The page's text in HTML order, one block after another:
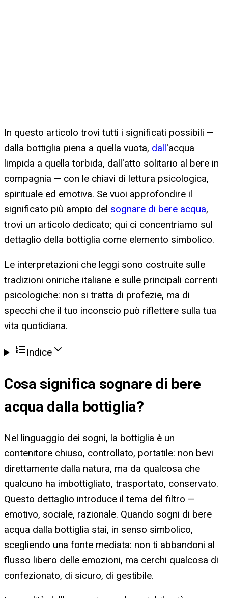
In questo articolo trovi tutti i significati possibili —
dalla bottiglia piena a quella vuota, dall'acqua
limpida a quella torbida, dall'atto solitario al bere in
compagnia — con le chiavi di lettura psicologica,
spirituale ed emotiva. Se vuoi approfondire il
significato più ampio del sognare di bere acqua,
trovi un articolo dedicato; qui ci concentriamo sul
dettaglio della bottiglia come elemento simbolico.
Le interpretazioni che leggi sono costruite sulle
tradizioni oniriche italiane e sulle principali correnti
psicologiche: non si tratta di profezie, ma di
specchi che il tuo inconscio può riflettere sulla tua
vita quotidiana.
Indice
Cosa significa sognare di bere
acqua dalla bottiglia?
Nel linguaggio dei sogni, la bottiglia è un
contenitore chiuso, controllato, portatile: non bevi
direttamente dalla natura, ma da qualcosa che
qualcuno ha imbottigliato, trasportato, conservato.
Questo dettaglio introduce il tema del filtro —
emotivo, sociale, razionale. Quando sogni di bere
acqua dalla bottiglia stai, in senso simbolico,
scegliendo una fonte mediata: non ti abbandoni al
flusso libero delle emozioni, ma cerchi qualcosa di
confezionato, di sicuro, di gestibile.